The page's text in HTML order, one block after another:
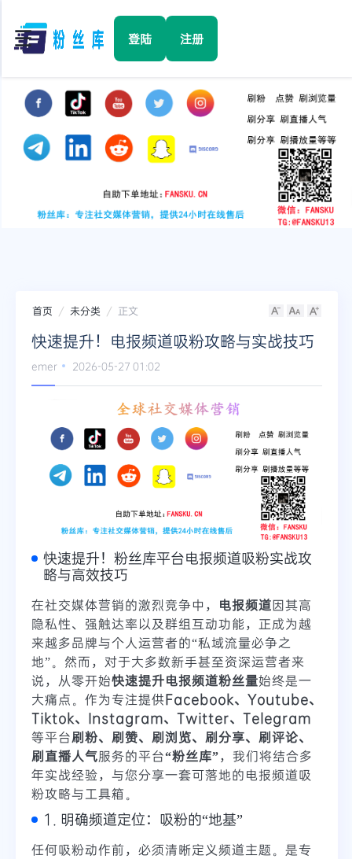
☰ 登陆 注册
Facebook
TikTok
YouTube
Twitter
Telegram
更多
首页 未分类 正文
快速提升！电报频道吸粉攻略与实战技巧
emer 2026-05-27 01:02
快速提升！粉丝库平台电报频道吸粉实战攻
略与高效技巧
在社交媒体营销的激烈竞争中， 电报频道因其高
隐私性、强触达率以及群组互动功能，正成为越
来越多品牌与个人运营者的“私域流量必争之
地”。然而，对于大多数新手甚至资深运营者来
说，从零开始快速提升电报频道粉丝量始终是一
大痛点。作为专注提供Facebook、Youtube、
Tiktok、Instagram、Twitter、Telegram
等平台刷粉、刷赞、刷浏览、刷分享、刷评论、
刷直播人气服务的平台“粉丝库”，我们将结合多
年实战经验，与您分享一套可落地的电报频道吸
粉攻略与工具箱。
1. 明确频道定位：吸粉的“地基”
任何吸粉动作前，必须清晰定义频道主题。是专